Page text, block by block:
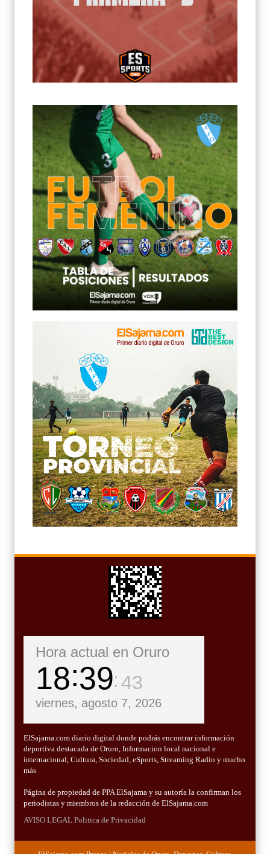
Hora actual en Oruro
18 39 45
viernes, agosto 7, 2026
ElSajama.com diario digital donde podrás encontrar información
deportiva destacada de Oruro, Informacion local nacional e
internacional, Cultura, Sociedad, eSports, Streaming Radio y mucho
más
Página de propiedad de PPA ElSajama y su autoría la confirman los
periodistas y miembros de la redacción de ElSajama.com
AVISO LEGAL Politica de Privacidad